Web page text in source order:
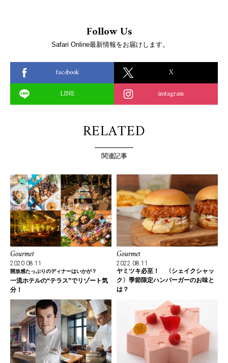
Follow Us
Safari Online最新情報をお届けします。
facebook
X
LINE
instagram
RELATED
関連記事
Gourmet
2020.08.11
開放感たっぷりのディナーはいかが？
一流ホテルの“テラス”でリゾート気
分！
Gourmet
2022.08.11
ヤミツキ必至！ 〈シェイクシャッ
ク〉季節限定ハンバーガーのお味と
は？